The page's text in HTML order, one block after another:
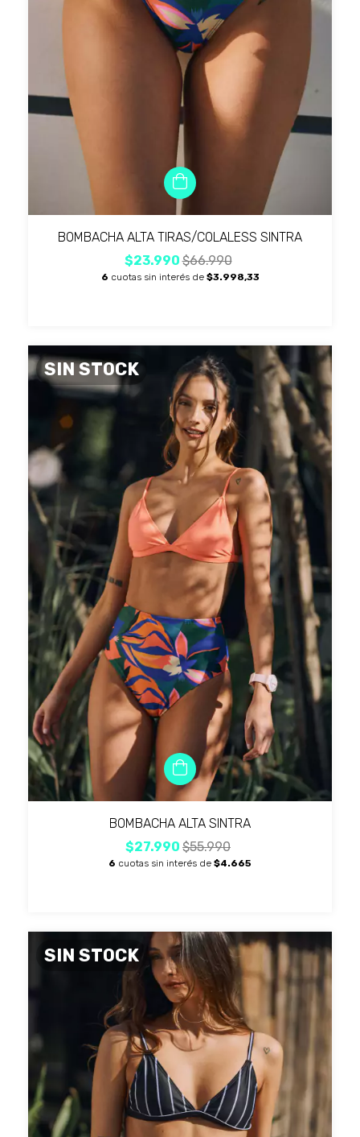
BOMBACHA ALTA TIRAS/COLALESS SINTRA
$23.990$66.990
6 cuotas sin interés de $3.998,33
SIN STOCK
BOMBACHA ALTA SINTRA
$27.990 $55.990
6 cuotas sin interés de $4.665
SIN STOCK